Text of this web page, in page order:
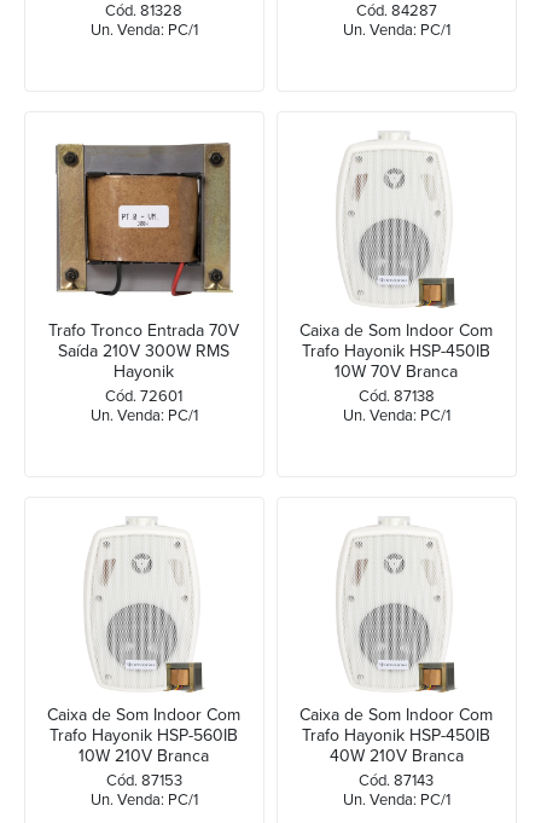
Cód. 81328
Un. Venda: PC/1
Cód. 84287
Un. Venda: PC/1
Trafo Tronco Entrada 70V
Saída 210V 300W RMS
Hayonik
Cód. 72601
Un. Venda: PC/1
Caixa de Som Indoor Com
Trafo Hayonik HSP-450IB
10W 70V Branca
Cód. 87138
Un. Venda: PC/1
Caixa de Som Indoor Com
Trafo Hayonik HSP-560IB
10W 210V Branca
Cód. 87153
Un. Venda: PC/1
Caixa de Som Indoor Com
Trafo Hayonik HSP-450IB
40W 210V Branca
Cód. 87143
Un. Venda: PC/1